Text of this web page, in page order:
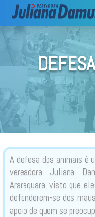
A defesa dos animais é
vereadora Juliana
Araraquara, visto que
defenderem-se dos
apoio de quem se